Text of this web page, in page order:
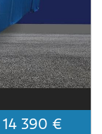
14 390 €